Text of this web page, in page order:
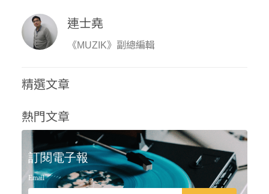
連士堯
《MUZIK》副總編輯
精選文章
熱門文章
訂閱電子報
Email